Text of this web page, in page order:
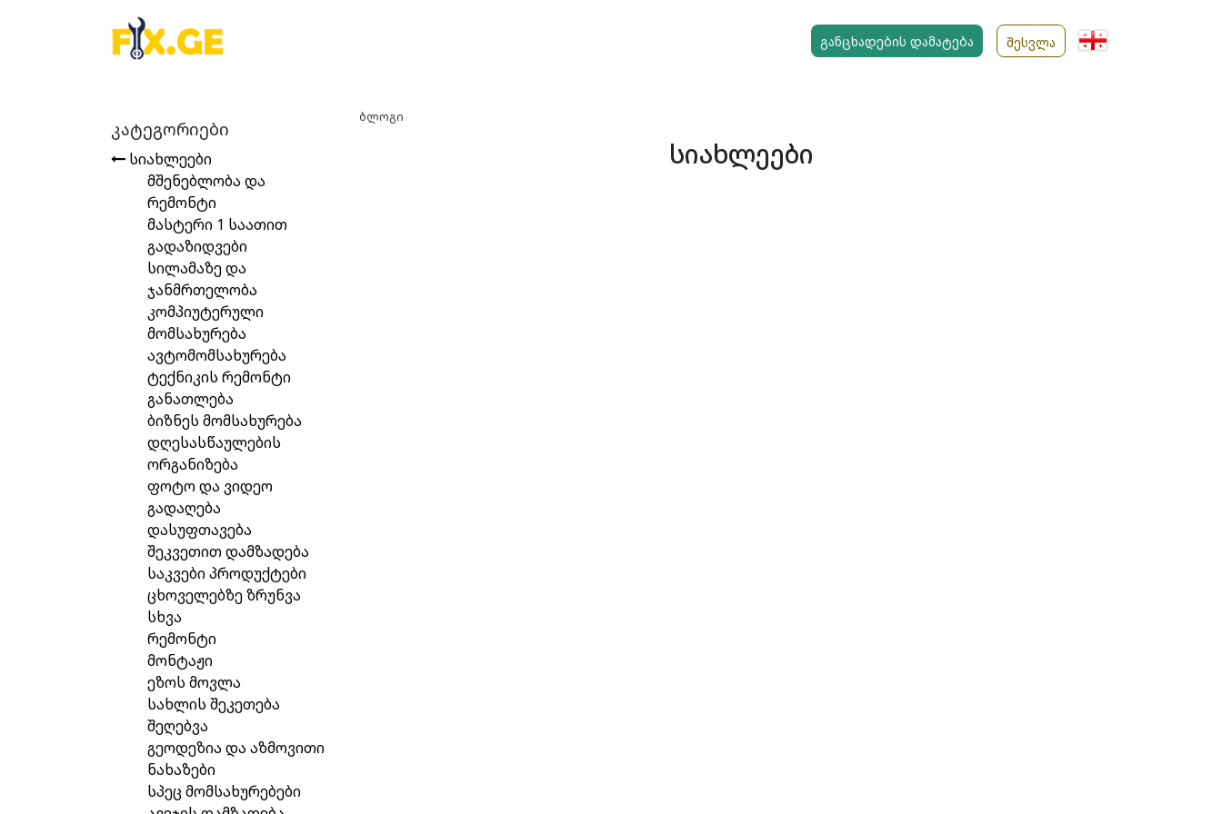
ᲒᲐᲜᲪᲮᲐᲓᲔᲑᲘᲡ ᲓᲐᲛᲐᲢᲔᲑᲐ ᲨᲔᲡᲕᲚᲐ
კატეგორიები
სიახლეები
მშენებლობა და
რემონტი
მასტერი 1 საათით
გადაზიდვები
სილამაზე და
ჯანმრთელობა
კომპიუტერული
მომსახურება
ავტომომსახურება
ტექნიკის რემონტი
განათლება
ბიზნეს მომსახურება
დღესასწაულების
ორგანიზება
ფოტო და ვიდეო
გადაღება
დასუფთავება
შეკვეთით დამზადება
საკვები პროდუქტები
ცხოველებზე ზრუნვა
სხვა
რემონტი
მონტაჟი
ეზოს მოვლა
სახლის შეკეთება
შეღებვა
გეოდეზია და აზმოვითი
ნახაზები
სპეც მომსახურებები
ბლოგი
სიახლეები